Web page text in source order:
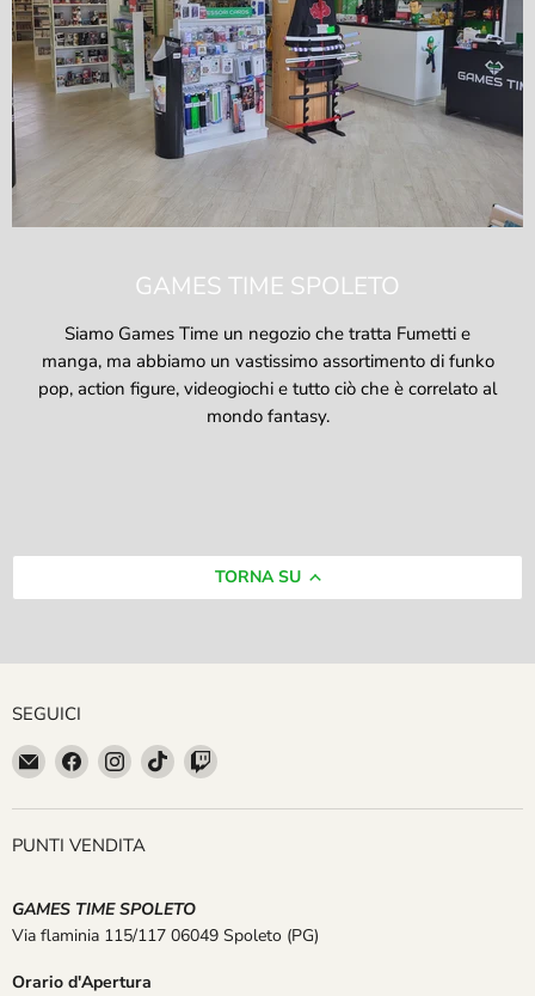
GAMES TIME SPOLETO
Siamo Games Time un negozio che tratta Fumetti e
manga, ma abbiamo un vastissimo assortimento di funko
pop, action figure, videogiochi e tutto ciò che è correlato al
mondo fantasy.
TORNA SU
SEGUICI
Email
GAMES
TIME
SPOLETO
Trovaci
su
Facebook
Trovaci
su
Instagram
Trovaci
su
TikTok
Trovaci
Twitch
PUNTI VENDITA
GAMES TIME SPOLETO
Via flaminia 115/117 06049 Spoleto (PG)
Orario d'Apertura